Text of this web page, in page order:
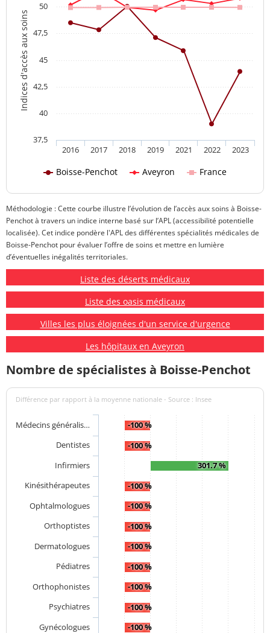
Indices d'accès aux soins
Boisse-Penchot Aveyron France
2016 2017 2018 2019 2021 2022 2023
37,5
40
42,5
45
47,5
50
Méthodologie : Cette courbe illustre l’évolution de l’accès aux soins à Boisse-
Penchot à travers un indice interne basé sur l’APL (accessibilité potentielle
localisée). Cet indice pondère l'APL des différentes spécialités médicales de
Boisse-Penchot pour évaluer l’offre de soins et mettre en lumière
d’éventuelles inégalités territoriales.
Liste des déserts médicaux
Liste des oasis médicaux
Villes les plus éloignées d'un service d'urgence
Les hôpitaux en Aveyron
Nombre de spécialistes à Boisse-Penchot
Différence par rapport à la moyenne nationale - Source : Insee
-100 %
-100 %
301.7 %
-100 %
-100 %
-100 %
-100 %
-100 %
-100 %
-100 %
-100 %
Médecins généralis…
Dentistes
Infirmiers
Kinésithérapeutes
Ophtalmologues
Orthoptistes
Dermatologues
Pédiatres
Orthophonistes
Psychiatres
Gynécologues